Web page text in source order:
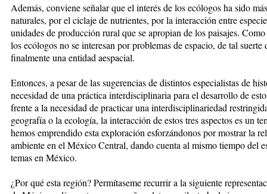
Además, conviene señalar que el interés de los ecólogos ha sido
naturales, por el ciclaje de nutrientes, por la interacción entre
unidades de producción rural que se apropian de los paisajes.
los ecólogos no se interesan por problemas de espacio, de tal suerte
finalmente una entidad aespacial.
Entonces, a pesar de las sugerencias de distintos especialistas de
necesidad de una práctica interdisciplinaria para el desarrollo de
frente a la necesidad de practicar una interdisciplinariedad
geografía o la ecología, la interacción de estos tres aspectos es un
hemos emprendido esta exploración esforzándonos por mostrar la
ambiente en el México Central, dando cuenta al mismo tiempo del
temas en México.
¿Por qué esta región? Permítaseme recurrir a la siguiente